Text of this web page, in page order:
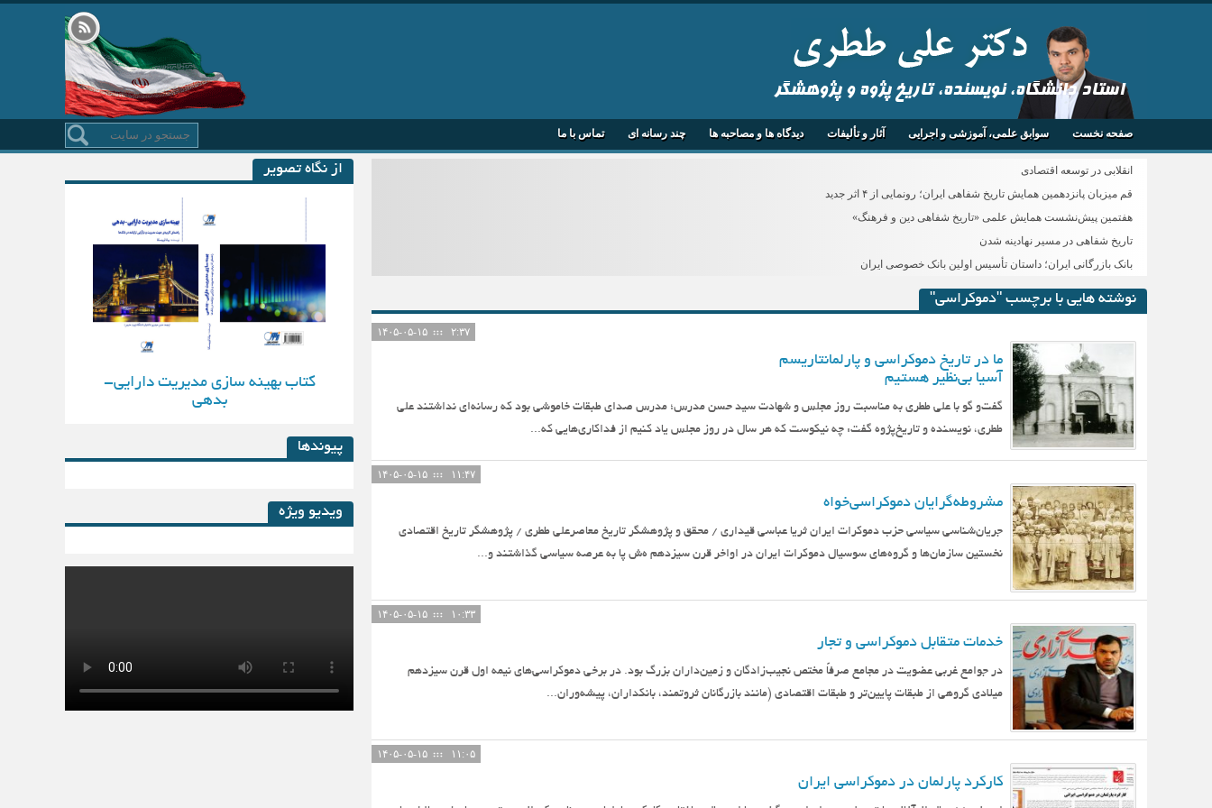
استاد دانشگاه، نویسنده، تاریخ پژوه و پژوهشگر
صفحه نخست سوابق علمی، آموزشی و اجرایی آثار و تألیفات دیدگاه ها و مصاحبه ها چند رسانه ای تماس با ما
انقلابی در توسعه اقتصادی
قم میزبان پانزدهمین همایش تاریخ شفاهی ایران؛ رونمایی از ۴ اثر جدید
هفتمین پیش‌نشست همایش علمی «تاریخ شفاهی دین و فرهنگ»
تاریخ شفاهی در مسیر نهادینه شدن
بانک بازرگانی ایران؛ داستان تأسیس اولین بانک خصوصی ایران
نوشته هایی با برچسب "دموکراسی"
۲:۳۷
ما در تاریخ دموکراسی و پارلمانتاریسم
آسیا بی‌نظیر هستیم
گفت‌و گو با علی ططری به مناسبت روز مجلس و شهادت سید حسن مدرس؛ مدرس صدای طبقات خاموشی بود که رسانه‌ای نداشتند علی
ططری، نویسنده و تاریخ‌پژوه گفت: چه نیکوست که هر سال در روز مجلس یاد کنیم از فداکاری‌هایی که...
۱۱:۴۷
مشروطه‌گرایان دموکراسی‌خواه
جریان‌شناسی سیاسی حزب دموکرات ایران ثریا عباسی قیداری / محقق و پژوهشگر تاریخ معاصرعلی ططری / پژوهشگر تاریخ اقتصادی
نخستین سازمان‌ها و گروه‌های سوسیال دموکرات ایران در اواخر قرن سیزدهم ه‌ش پا به عرصه سیاسی گذاشتند و...
۱۰:۳۳
خدمات متقابل دموکراسی و تجار
در جوامع غربی عضویت در مجامع صرفاً مختص نجیب‌زادگان و زمین‌داران بزرگ بود. در برخی دموکراسی‌های نیمه اول قرن سیزدهم
میلادی گروهی از طبقات پایین‌تر و طبقات اقتصادی (مانند بازرگانان ثروتمند، بانکداران، پیشه‌وران...
۱۱:۰۵
کارکرد پارلمان در دموکراسی ایران
از نگاه تصویر
کتاب بهینه سازی مدیریت دارایی-
بدهی
پیوندها
ویدیو ویژه